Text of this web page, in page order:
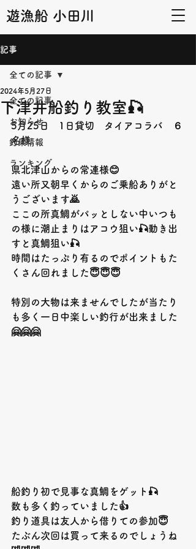
遊漁船 小田川
記事
全ての記事
お知らせ
釣果情報
ランキング
全ての記事
下津井船釣り教室🎣
2024年5月27日
5月25日　1日貸切　タイアコラバ　６
名様
県北津山からの常連様😊
遠い所又朝早くからのご乗船ありがと
うございます🙇
ここの所真鯛がパッとしない中いつも
の様に潮止まりはアコウ狙い🎣動き出
すと真鯛狙い🎣
時間はたっぷり有るのでポイントもた
くさん回れました😇😇😇
特別の大物は来ませんでしたが当たり
も多く一日中楽しい釣行が出来ました
🤗🤗🤗
船釣り初で見事な真鯛をゲット🎣
数も多く釣っていました👍
釣り道具は友人から借りての参加😇
たぶん次回は買って来るのでしょうね